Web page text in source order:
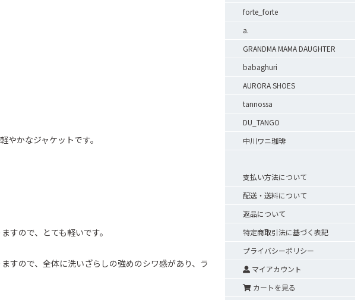
やかなジャケットです。
すので、とても軽いです。
すので、全体に洗いざらしの強めのシワ感があり、ラ
forte_forte
a.
GRANDMA MAMA DAUGHTER
babaghuri
AURORA SHOES
tannossa
DU_TANGO
中川ワニ珈琲
支払い方法について
配送・送料について
返品について
特定商取引法に基づく表記
プライバシーポリシー
マイアカウント
カートを見る